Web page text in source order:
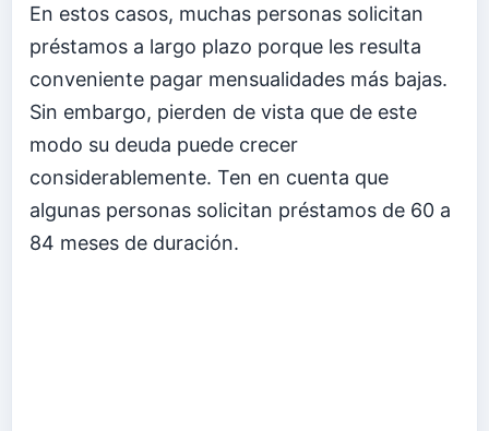
En estos casos, muchas personas solicitan
préstamos a largo plazo porque les resulta
conveniente pagar mensualidades más bajas.
Sin embargo, pierden de vista que de este
modo su deuda puede crecer
considerablemente. Ten en cuenta que
algunas personas solicitan préstamos de 60 a
84 meses de duración.